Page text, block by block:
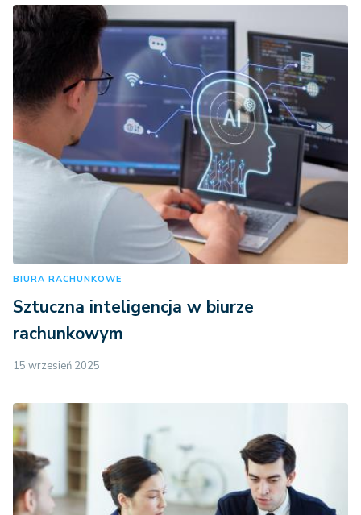
BIURA RACHUNKOWE
Sztuczna inteligencja w biurze
rachunkowym
15 wrzesień 2025